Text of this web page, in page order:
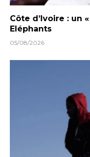
Côte d’Ivoire : un
Eléphants
05/08/2026